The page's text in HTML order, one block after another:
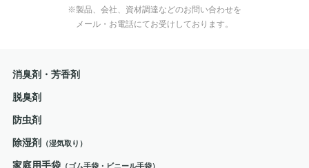
※製品、会社、資材調達などのお問い合わせを
メール・お電話にてお受けしております。
消臭剤・芳香剤
脱臭剤
防虫剤
除湿剤 （湿気取り）
家庭用手袋（ゴム手袋・ビニール手袋）